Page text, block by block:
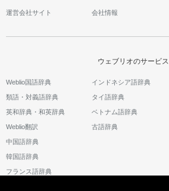
運営会社サイト 会社情報
ウェブリオのサービス
Weblio国語辞典
類語・対義語辞典
英和辞典・和英辞典
Weblio翻訳
中国語辞典
韓国語辞典
フランス語辞典
インドネシア語辞典
タイ語辞典
ベトナム語辞典
古語辞典